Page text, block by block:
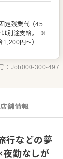
管理業務】 美
ため、工場内
作業スペース
、日々の衛生
ク。徹底した
体的な生産状
スムーズに進
切な業務で
定残業代（45
は別途支給。 ※
円～）
：Job000-300-497
舗情報
行などの夢
夜勤なしが